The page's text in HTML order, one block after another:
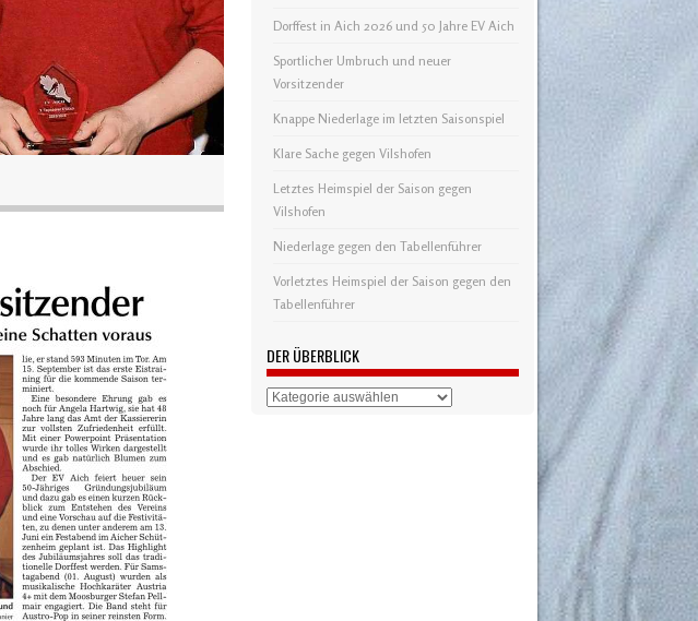
Dorffest in Aich 2026 und 50 Jahre EV Aich
Sportlicher Umbruch und neuer
Vorsitzender
Knappe Niederlage im letzten Saisonspiel
Klare Sache gegen Vilshofen
Letztes Heimspiel der Saison gegen
Vilshofen
Niederlage gegen den Tabellenführer
Vorletztes Heimspiel der Saison gegen den
Tabellenführer
DER ÜBERBLICK
Der